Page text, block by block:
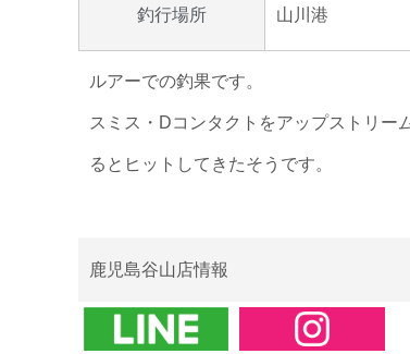
釣行場所 山川港
ルアーでの釣果です。
スミス・Dコンタクトをアップストリー
るとヒットしてきたそうです。
鹿児島谷山店情報